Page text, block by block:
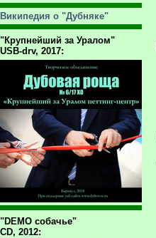
Википедия о "Дубняке"
"Крупнейший за Уралом"
USB-drv, 2017:
"DEMO собачье"
CD, 2012: